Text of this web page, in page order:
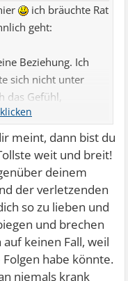
ich bräuchte Rat
geht:
Beziehung. Ich
sich nicht unter
das Gefühl,
Bezug zu Jungs
offen, nicht
bisschen was am
immer wenn es
plötzlich wie
ja habs dann total
habe. Danach
habe ich ewig
meint, dann bist du
weit und breit!
deinem
der verletzenden
so zu lieben und
und brechen
keinen Fall, weil
habe könnte.
niemals krank